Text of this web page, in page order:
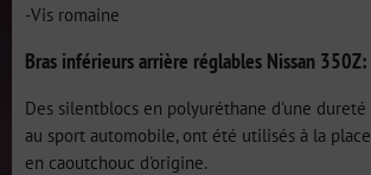
-Vis romaine
Bras inférieurs arrière réglables Nissan 350Z:
Des silentblocs en polyuréthane d'une dureté
au sport automobile, ont été utilisés à la
en caoutchouc d'origine.